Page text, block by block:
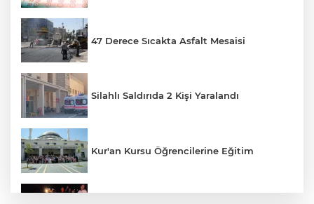
47 Derece Sıcakta Asfalt Mesaisi
Silahlı Saldırıda 2 Kişi Yaralandı
Kur'an Kursu Öğrencilerine Eğitim